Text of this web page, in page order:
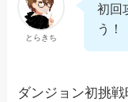
とらきち
初回
う！
ダンジョン初挑